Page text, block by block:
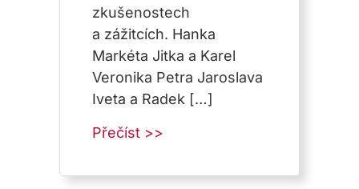
zkušenostech
a zážitcích. Hanka
Markéta Jitka a Karel
Veronika Petra Jaroslava
Iveta a Radek […]
Přečíst >>